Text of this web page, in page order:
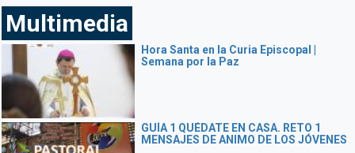
Multimedia
Hora Santa en la Curia Episcopal |
Semana por la Paz
GUÍA 1 QUÉDATE EN CASA. RETO 1
MENSAJES DE ANIMO DE LOS JÓVENES